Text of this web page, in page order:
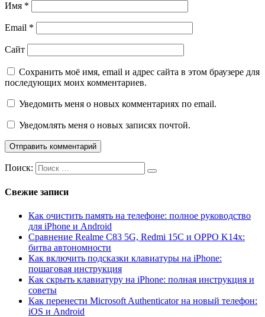
Имя *
Email *
Сайт
Сохранить моё имя, email и адрес сайта в этом браузере для
последующих моих комментариев.
Уведомить меня о новых комментариях по email.
Уведомлять меня о новых записях почтой.
Поиск:
Свежие записи
Как очистить память на телефоне: полное руководство
для iPhone и Android
Сравнение Realme C83 5G, Redmi 15C и OPPO K14x:
битва автономности
Как включить подсказки клавиатуры на iPhone:
пошаговая инструкция
Как скрыть клавиатуру на iPhone: полная инструкция и
советы
Как перенести Microsoft Authenticator на новый телефон:
iOS и Android